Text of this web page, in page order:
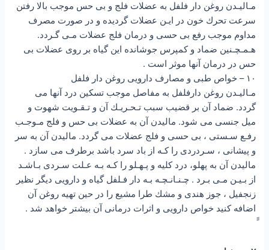
مـاليـدن روغن دار فلفل به عضلات فلج و بى حس موجب بالا رفتن
سرعت تحرك خون در ايـن عضلات گرديده و در صورت مصرف
مداوم موجب رفع بى حسى و درمان فلج عضلات مـى گـردد.
هـمـچـنين ضماد و كمپرس جوشانده اين گياه بر روى عضلات بى
حس در درمان آنها موثر است .
۱۰ – خواص طبى و مصارف دارويى روغن دار فلفل
مـاليـدن روغن دارفلفل به مفاصل موجب تسكين درد آنها مى
گردد. ضماد آن بر قضيب سبب تـحـريـك آن و تـقـويت شهوت و
ميل جنسى مى شود. ماليدن آن به عضلات بى حس و فلج مـوجـب
رفـع سـستى ، بى حسى و فلج عضلات مى گردد. ماليدن آن به سر
و پيشانى ، سـردردى را كـه از باد سرد باشد برطرف مى سازد .
ماليدن آن به پهلو، درد كليه و پـهـلو را كـه بـه عـلت سـردى بـاشـد
از بـيـن مـى بـرد . چـنـانـچـه بـه دار فـلفل گياه و دارويى ديگر نظير
زنجفيل ، جوز هندى و مشك طرا مشيع را در حين تهيه روغن آن
اضافه كنيد خواص دارويى و اثرات درمانى آن بيشتر خواهد شد .